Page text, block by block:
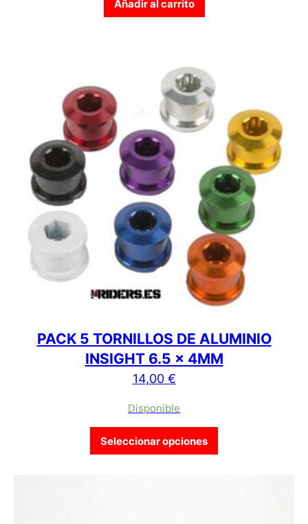
Añadir al carrito
PACK 5 TORNILLOS DE ALUMINIO
INSIGHT 6.5 x 4MM
14,00 €
Disponible
Seleccionar opciones